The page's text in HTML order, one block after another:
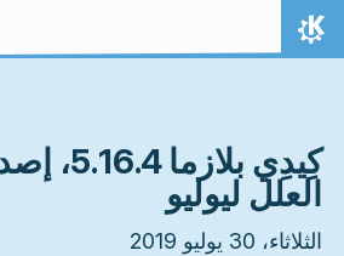
تخط المحتوى
الصفحة الرئيسة
كِيدِي
العلل ليوليو
الثلاثاء، 30 يوليو 2019